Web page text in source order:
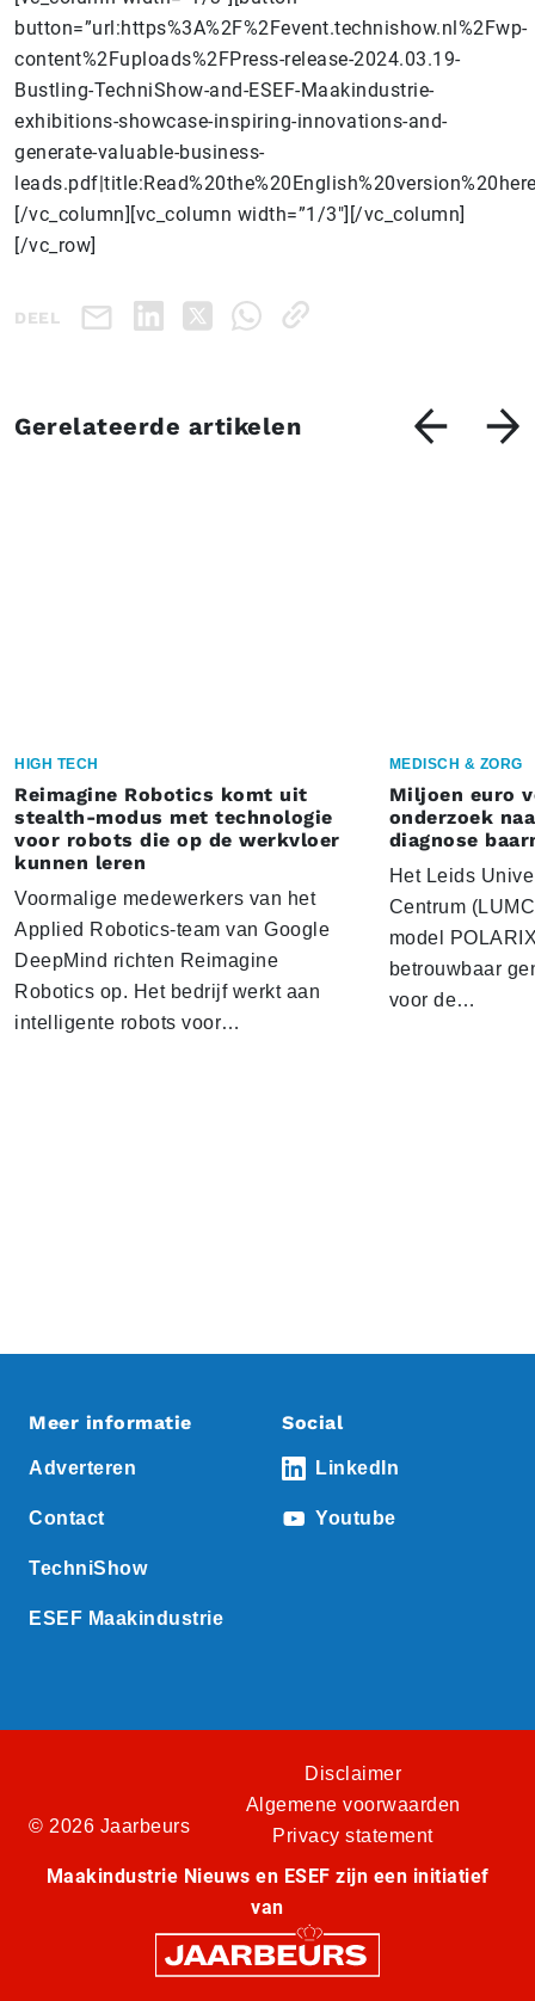
button=”url:https%3A%2F%2Fevent.technishow.nl%2Fwp-
content%2Fuploads%2FPress-release-2024.03.19-
Bustling-TechniShow-and-ESEF-Maakindustrie-
exhibitions-showcase-inspiring-innovations-and-
generate-valuable-business-
[/vc_column][vc_column width=”1/3″][/vc_column]
[/vc_row]
DEEL
Gerelateerde artikelen
HIGH TECH
Reimagine Robotics komt uit
stealth-modus met technologie
voor robots die op de werkvloer
kunnen leren
Voormalige medewerkers van het
Applied Robotics-team van Google
DeepMind richten Reimagine
Robotics op. Het bedrijf werkt aan
intelligente robots voor…
MEDISCH & ZORG
Miljoen euro
onderzoek
diagnose
Het Leids
Centrum
model
betrouwbaar
voor de…
Meer informatie
Adverteren
Contact
TechniShow
ESEF Maakindustrie
Social
LinkedIn
Youtube
© 2026 Jaarbeurs
Disclaimer
Algemene voorwaarden
Privacy statement
Maakindustrie Nieuws en ESEF zijn een initiatief
van